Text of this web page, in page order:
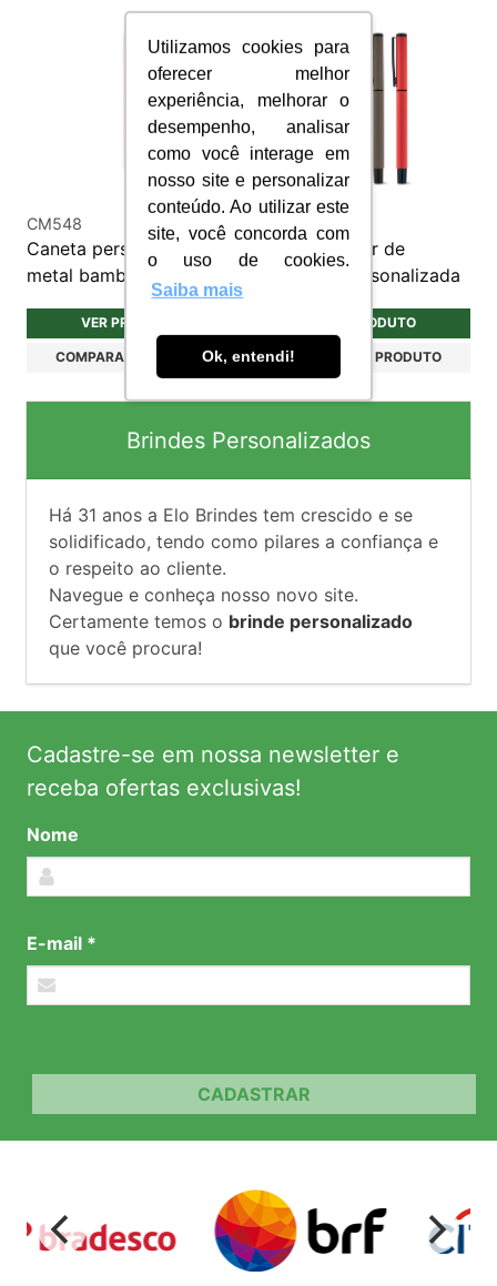
Utilizamos cookies para
oferecer melhor
experiência, melhorar o
desempenho, analisar
como você interage em
nosso site e personalizar
conteúdo. Ao utilizar este
site, você concorda com
o uso de cookies.
Saiba mais
Ok, entendi!
CM548
Caneta personalizada
metal bambu
VER PRODUTO
COMPARAR PRODUTO
CM381
Caneta Roller de
Alumínio Personalizada
VER PRODUTO
COMPARAR PRODUTO
Brindes Personalizados
Há 31 anos a Elo Brindes tem crescido e se
solidificado, tendo como pilares a confiança e
o respeito ao cliente.
Navegue e conheça nosso novo site.
Certamente temos o brinde personalizado
que você procura!
Cadastre-se em nossa newsletter e
receba ofertas exclusivas!
Nome
E-mail *
CADASTRAR